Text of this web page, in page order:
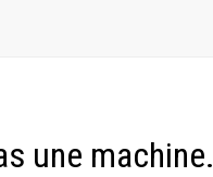
une machine.